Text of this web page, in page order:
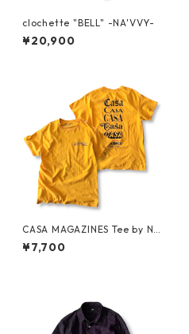
clochette "BELL" -NA'VVY-
¥20,900
CASA MAGAZINES Tee by Nei
ghborhood Spot
¥7,700